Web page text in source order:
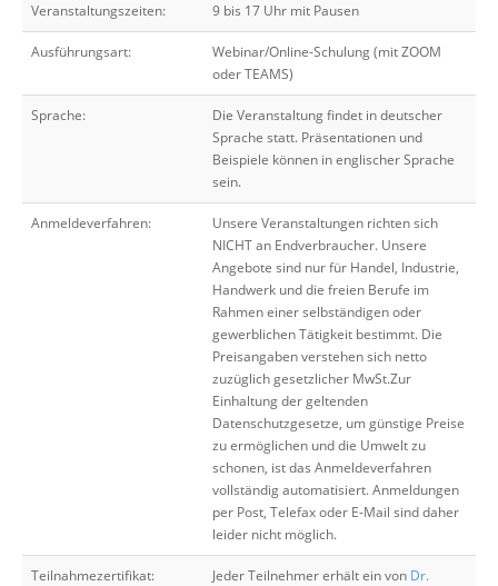
Veranstaltungszeiten: 9 bis 17 Uhr mit Pausen
Ausführungsart:
Webinar/Online-Schulung (mit ZOOM
oder TEAMS)
Sprache:
Die Veranstaltung findet in deutscher
Sprache statt. Präsentationen und
Beispiele können in englischer Sprache
sein.
Anmeldeverfahren:
Unsere Veranstaltungen richten sich
NICHT an Endverbraucher. Unsere
Angebote sind nur für Handel, Industrie,
Handwerk und die freien Berufe im
Rahmen einer selbständigen oder
gewerblichen Tätigkeit bestimmt. Die
Preisangaben verstehen sich netto
zuzüglich gesetzlicher MwSt.Zur
Einhaltung der geltenden
Datenschutzgesetze, um günstige Preise
zu ermöglichen und die Umwelt zu
schonen, ist das Anmeldeverfahren
vollständig automatisiert. Anmeldungen
per Post, Telefax oder E-Mail sind daher
leider nicht möglich.
Teilnahmezertifikat: Jeder Teilnehmer erhält ein von Dr.